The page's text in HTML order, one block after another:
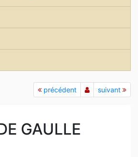
précédent suivant
GAULLE